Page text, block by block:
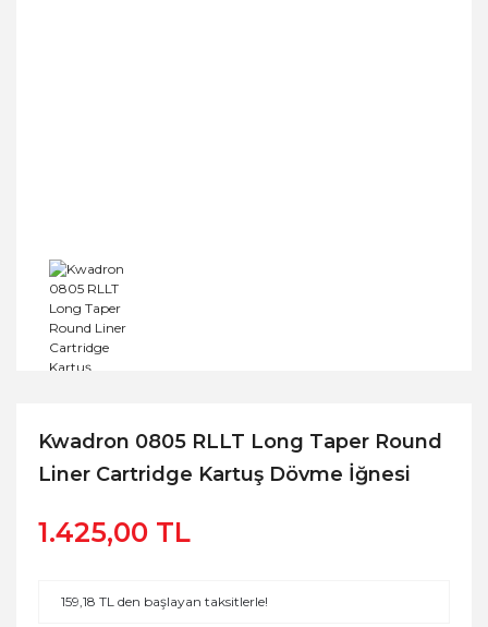
Kwadron 0805 RLLT Long Taper Round
Liner Cartridge Kartuş Dövme İğnesi
1.425,00 TL
159,18 TL den başlayan taksitlerle!